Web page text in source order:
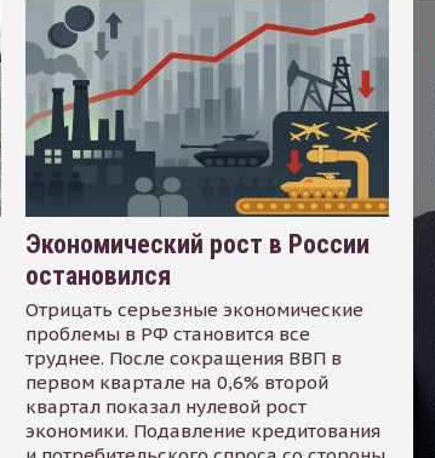
Экономический рост в России
остановился
Отрицать серьезные экономические
проблемы в РФ становится все
труднее. После сокращения ВВП в
первом квартале на 0,6% второй
квартал показал нулевой рост
экономики. Подавление кредитования